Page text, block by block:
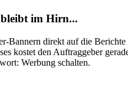
im Hirn...
Bannern direkt auf die
kostet den Auftraggeber
Werbung schalten.